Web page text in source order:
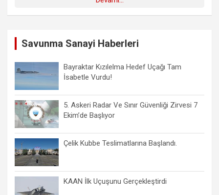
Savunma Sanayi Haberleri
Bayraktar Kızılelma Hedef Uçağı Tam
İsabetle Vurdu!
5. Askeri Radar Ve Sınır Güvenliği Zirvesi 7
Ekim’de Başlıyor
Çelik Kubbe Teslimatlarına Başlandı.
KAAN İlk Uçuşunu Gerçekleştirdi